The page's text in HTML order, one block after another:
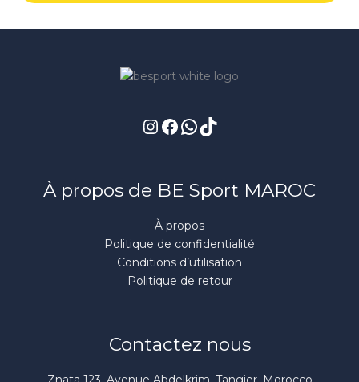
Instagram
Facebook
WhatsApp
TikTok
À propos de BE Sport MAROC
À propos
Politique de confidentialité
Conditions d’utilisation
Politique de retour
Contactez nous